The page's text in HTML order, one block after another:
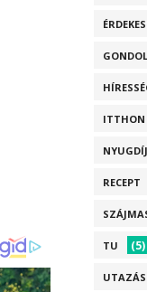
ITTHON
RECEPT
TU (5)
UTAZÁS